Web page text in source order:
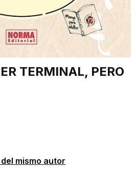
TERMINAL, PERO
mismo autor